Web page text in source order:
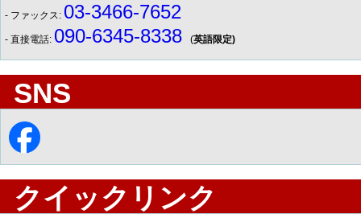
- ファックス: 03-3466-7652
- 直接電話: 090-6345-8338 (英語限定)
SNS
クイックリンク